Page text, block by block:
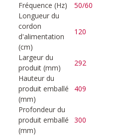
Fréquence (Hz)
50/60
Longueur du
cordon
d'alimentation
(cm)
120
Largeur du
produit (mm)
292
Hauteur du
produit emballé
(mm)
409
Profondeur du
produit emballé
(mm)
300